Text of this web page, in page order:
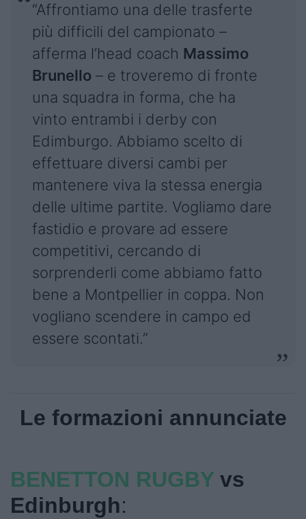
“Affrontiamo una delle trasferte
più difficili del campionato –
afferma l’head coach Massimo
Brunello – e troveremo di fronte
una squadra in forma, che ha
vinto entrambi i derby con
Edimburgo. Abbiamo scelto di
effettuare diversi cambi per
mantenere viva la stessa energia
delle ultime partite. Vogliamo dare
fastidio e provare ad essere
competitivi, cercando di
sorprenderli come abbiamo fatto
bene a Montpellier in coppa. Non
vogliano scendere in campo ed
essere scontati.”
Le formazioni annunciate​
​BENETTON RUGBY vs
Edinburgh: